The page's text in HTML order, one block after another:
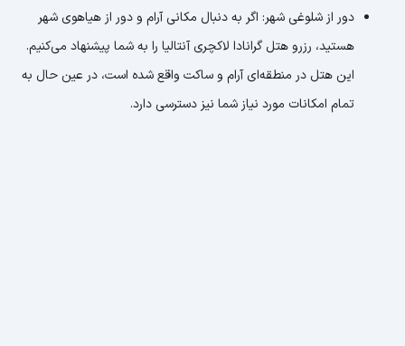
دور از شلوغی شهر: اگر به دنبال مکانی آرام و دور از هیاهوی شهر
هستید، رزرو هتل گرانادا لاکچری آنتالیا را به شما پیشنهاد می‌کنیم.
این هتل در منطقه‌ای آرام و ساکت واقع شده است، در عین حال به
تمام امکانات مورد نیاز شما نیز دسترسی دارد.